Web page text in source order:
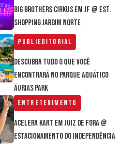
Big Brothers Cirkus em JF @ Est.
Shopping Jardim Norte
Publieditorial
Descubra tudo o que você
encontrará no parque aquático
Áurias Park
Entretenimento
Acelera Kart em Juiz de Fora @
estacionamento do Independência